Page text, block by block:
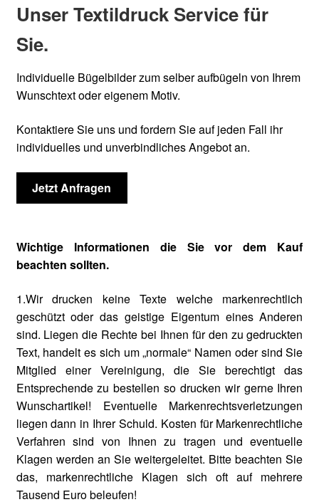
Unser Textildruck Service für
Sie.
Individuelle Bügelbilder zum selber aufbügeln von Ihrem
Wunschtext oder eigenem Motiv.
Kontaktiere Sie uns und fordern Sie auf jeden Fall ihr
individuelles und unverbindliches Angebot an.
Jetzt Anfragen
Wichtige Informationen die Sie vor dem Kauf
beachten sollten.
1.Wir drucken keine Texte welche markenrechtlich
geschützt oder das geistige Eigentum eines Anderen
sind. Liegen die Rechte bei Ihnen für den zu gedruckten
Text, handelt es sich um „normale“ Namen oder sind Sie
Mitglied einer Vereinigung, die Sie berechtigt das
Entsprechende zu bestellen so drucken wir gerne Ihren
Wunschartikel! Eventuelle Markenrechtsverletzungen
liegen dann in Ihrer Schuld. Kosten für Markenrechtliche
Verfahren sind von Ihnen zu tragen und eventuelle
Klagen werden an Sie weitergeleitet. Bitte beachten Sie
das, markenrechtliche Klagen sich oft auf mehrere
Tausend Euro beleufen!